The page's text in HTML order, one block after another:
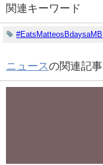
関連キーワード
#EatsMatteosBdaysaMB
ニュース の関連記事